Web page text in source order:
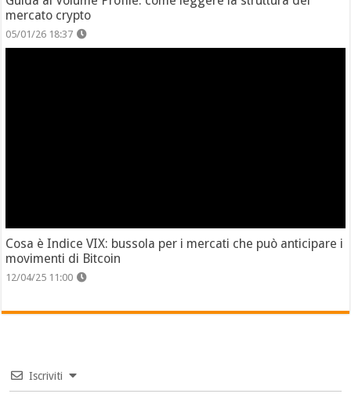
mercato crypto
05/01/26 18:37
Cosa è Indice VIX: bussola per i mercati che può anticipare i
movimenti di Bitcoin
12/04/25 11:00
Iscriviti